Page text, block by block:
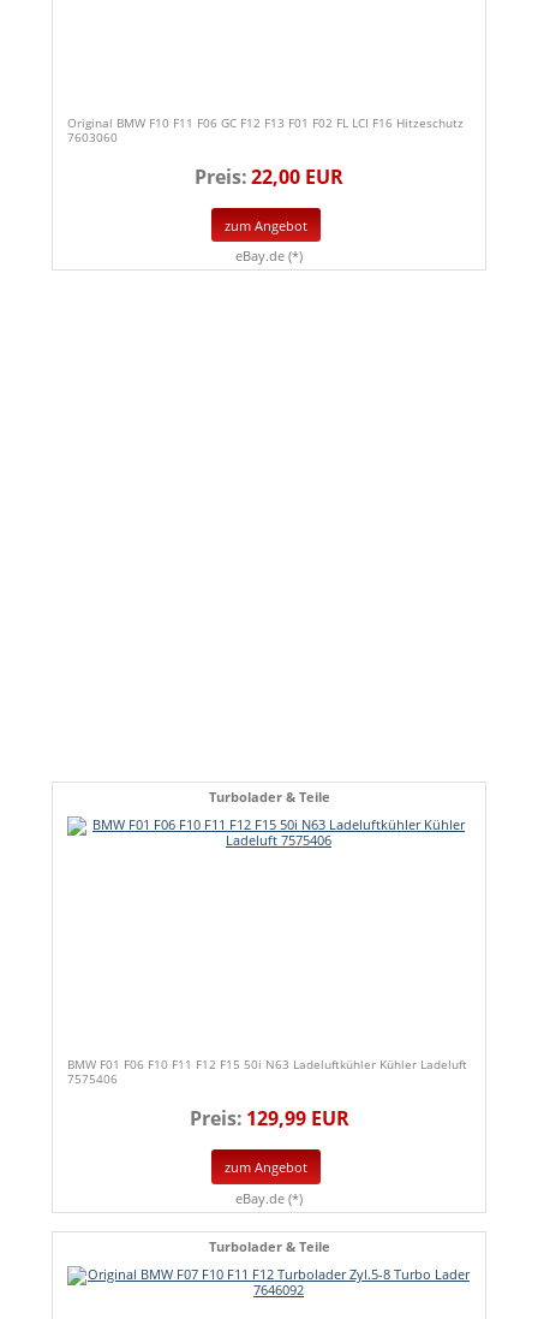
Original BMW F10 F11 F06 GC F12 F13 F01 F02 FL LCI F16 Hitzeschutz
7603060
Preis:22,00 EUR
zum Angebot
eBay.de (*)
Turbolader & Teile
BMW F01 F06 F10 F11 F12 F15 50i N63 Ladeluftkühler Kühler Ladeluft
7575406
Preis: 129,99 EUR
zum Angebot
eBay.de (*)
Turbolader & Teile